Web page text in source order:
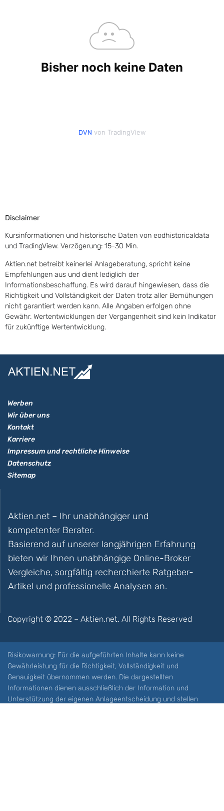
DVN von TradingView
Disclaimer
Kursinformationen und historische Daten von eodhistoricaldata
und TradingView. Verzögerung: 15-30 Min.
Aktien.net betreibt keinerlei Anlageberatung, spricht keine
Empfehlungen aus und dient lediglich der
Informationsbeschaffung. Es wird darauf hingewiesen, dass die
Richtigkeit und Vollständigkeit der Daten trotz aller Bemühungen
nicht garantiert werden kann. Alle Angaben erfolgen ohne
Gewähr. Wertentwicklungen der Vergangenheit sind kein Indikator
für zukünftige Wertentwicklung.
Werben
Wir über uns
Kontakt
Karriere
Impressum und rechtliche Hinweise
Datenschutz
Sitemap
Aktien.net – Ihr unabhängiger und
kompetenter Berater.
Basierend auf unserer langjährigen Erfahrung
bieten wir Ihnen unabhängige Online-Broker
Vergleiche, sorgfältig recherchierte Ratgeber-
Artikel und professionelle Analysen an.
Copyright © 2022 – Aktien.net. All Rights Reserved
Risikowarnung: Für die aufgeführten Inhalte kann keine
Gewährleistung für die Richtigkeit, Vollständigkeit und
Genauigkeit übernommen werden. Die dargestellten
Informationen dienen ausschließlich der Information und
Unterstützung der eigenen Anlageentscheidung und stellen